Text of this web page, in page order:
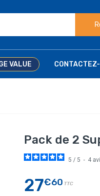
VALUE
Pack de 2
5 / 5 - 4
27€60 TTC